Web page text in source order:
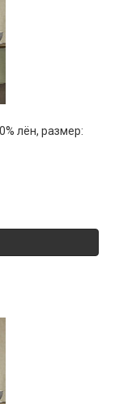
лён, размер: